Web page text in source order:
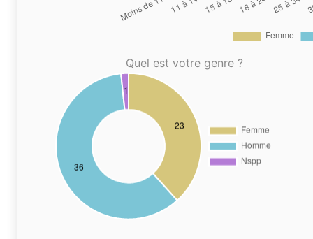
Quel est votre genre ?